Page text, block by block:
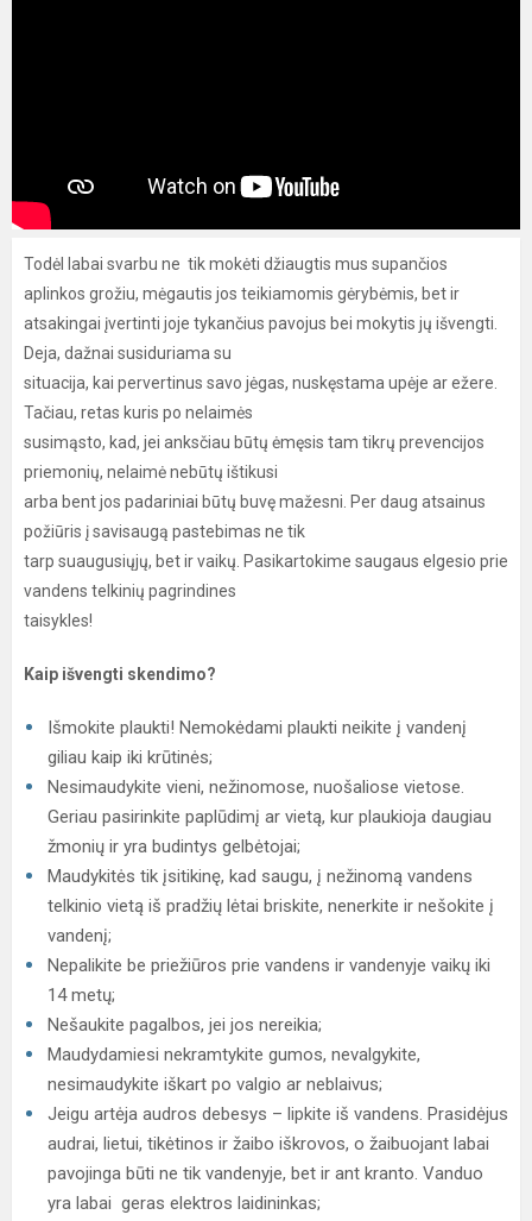
Todėl labai svarbu ne tik mokėti džiaugtis mus supančios
aplinkos grožiu, mėgautis jos teikiamomis gėrybėmis, bet ir
atsakingai įvertinti joje tykančius pavojus bei mokytis jų išvengti.
Deja, dažnai susiduriama su
situacija, kai pervertinus savo jėgas, nuskęstama upėje ar ežere.
Tačiau, retas kuris po nelaimės
susimąsto, kad, jei anksčiau būtų ėmęsis tam tikrų prevencijos
priemonių, nelaimė nebūtų ištikusi
arba bent jos padariniai būtų buvę mažesni. Per daug atsainus
požiūris į savisaugą pastebimas ne tik
tarp suaugusiųjų, bet ir vaikų. Pasikartokime saugaus elgesio prie
vandens telkinių pagrindines
taisykles!
Kaip išvengti skendimo?
Išmokite plaukti! Nemokėdami plaukti neikite į vandenį
giliau kaip iki krūtinės;
Nesimaudykite vieni, nežinomose, nuošaliose vietose.
Geriau pasirinkite paplūdimį ar vietą, kur plaukioja daugiau
žmonių ir yra budintys gelbėtojai;
Maudykitės tik įsitikinę, kad saugu, į nežinomą vandens
telkinio vietą iš pradžių lėtai briskite, nenerkite ir nešokite į
vandenį;
Nepalikite be priežiūros prie vandens ir vandenyje vaikų iki
14 metų;
Nešaukite pagalbos, jei jos nereikia;
Maudydamiesi nekramtykite gumos, nevalgykite,
nesimaudykite iškart po valgio ar neblaivus;
Jeigu artėja audros debesys – lipkite iš vandens. Prasidėjus
audrai, lietui, tikėtinos ir žaibo iškrovos, o žaibuojant labai
pavojinga būti ne tik vandenyje, bet ir ant kranto. Vanduo
yra labai geras elektros laidininkas;